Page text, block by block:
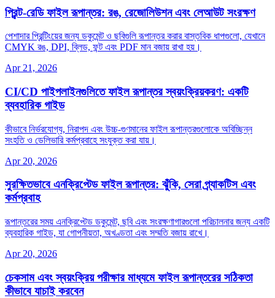
প্রিন্ট‑রেডি ফাইল রূপান্তর: রঙ, রেজোলিউশন এবং লেআউট সংরক্ষণ
পেশাদার প্রিন্টিংয়ের জন্য ডকুমেন্ট ও ছবিগুলি রূপান্তর করার বাস্তবিক ধাপগুলো, যেখানে
CMYK রঙ, DPI, ব্লিড, ফন্ট এবং PDF মান বজায় রাখা হয়।
Apr 21, 2026
CI/CD পাইপলাইনগুলিতে ফাইল রূপান্তর স্বয়ংক্রিয়করণ: একটি
ব্যবহারিক গাইড
কীভাবে নির্ভরযোগ্য, নিরাপদ এবং উচ্চ‑গুণমানের ফাইল রূপান্তরগুলোকে অবিচ্ছিন্ন
সংহতি ও ডেলিভারি কর্মপ্রবাহে সংযুক্ত করা যায়।
Apr 20, 2026
সুরক্ষিতভাবে এনক্রিপ্টেড ফাইল রূপান্তর: ঝুঁকি, সেরা প্র্যাকটিস এবং
কর্মপ্রবাহ
রূপান্তরের সময় এনক্রিপ্টেড ডকুমেন্ট, ছবি এবং সংরক্ষণাগারগুলো পরিচালনার জন্য একটি
ব্যবহারিক গাইড, যা গোপনীয়তা, অখণ্ডতা এবং সম্মতি বজায় রাখে।
Apr 20, 2026
চেকসাম এবং স্বয়ংক্রিয় পরীক্ষার মাধ্যমে ফাইল রূপান্তরের সঠিকতা
কীভাবে যাচাই করবেন